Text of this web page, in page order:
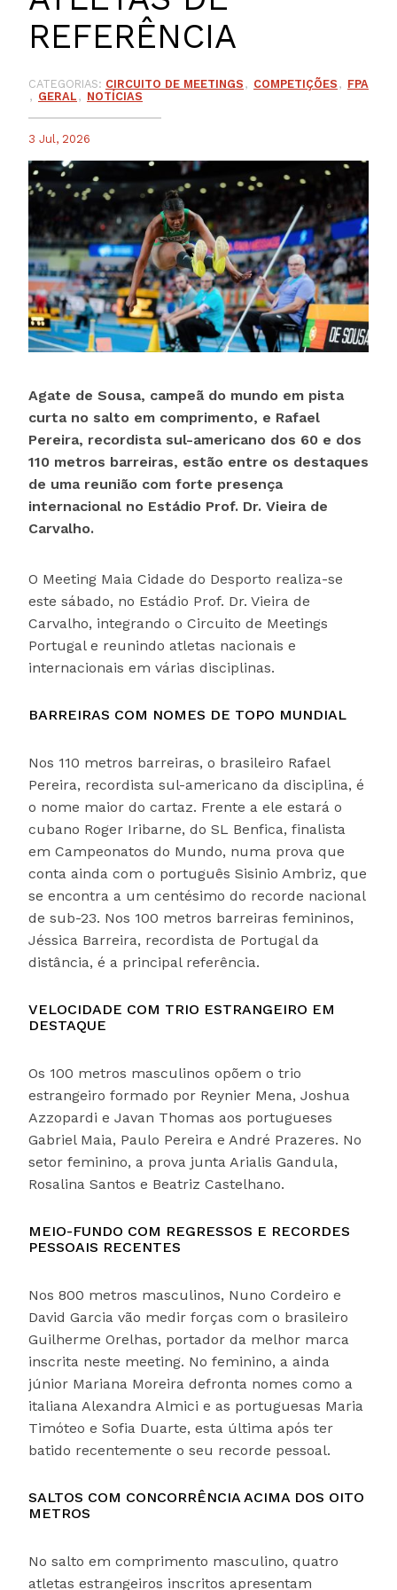
REFERÊNCIA
CATEGORIAS: CIRCUITO DE MEETINGS COMPETIÇÕES
FPA
GERAL
NOTÍCIAS
3 Jul, 2026
Agate de Sousa, campeã do mundo em pista
curta no salto em comprimento, e Rafael
Pereira, recordista sul-americano dos 60 e dos
110 metros barreiras, estão entre os destaques
de uma reunião com forte presença
internacional no Estádio Prof. Dr. Vieira de
Carvalho.
O Meeting Maia Cidade do Desporto realiza-se
este sábado, no Estádio Prof. Dr. Vieira de
Carvalho, integrando o Circuito de Meetings
Portugal e reunindo atletas nacionais e
internacionais em várias disciplinas.
BARREIRAS COM NOMES DE TOPO MUNDIAL
Nos 110 metros barreiras, o brasileiro Rafael
Pereira, recordista sul-americano da disciplina, é
o nome maior do cartaz. Frente a ele estará o
cubano Roger Iribarne, do SL Benfica, finalista
em Campeonatos do Mundo, numa prova que
conta ainda com o português Sisinio Ambriz, que
se encontra a um centésimo do recorde nacional
de sub-23. Nos 100 metros barreiras femininos,
Jéssica Barreira, recordista de Portugal da
distância, é a principal referência.
VELOCIDADE COM TRIO ESTRANGEIRO EM
DESTAQUE
Os 100 metros masculinos opõem o trio
estrangeiro formado por Reynier Mena, Joshua
Azzopardi e Javan Thomas aos portugueses
Gabriel Maia, Paulo Pereira e André Prazeres. No
setor feminino, a prova junta Arialis Gandula,
Rosalina Santos e Beatriz Castelhano.
MEIO-FUNDO COM REGRESSOS E RECORDES
PESSOAIS RECENTES
Nos 800 metros masculinos, Nuno Cordeiro e
David Garcia vão medir forças com o brasileiro
Guilherme Orelhas, portador da melhor marca
inscrita neste meeting. No feminino, a ainda
júnior Mariana Moreira defronta nomes como a
italiana Alexandra Almici e as portuguesas Maria
Timóteo e Sofia Duarte, esta última após ter
batido recentemente o seu recorde pessoal.
SALTOS COM CONCORRÊNCIA ACIMA DOS OITO
METROS
No salto em comprimento masculino, quatro
atletas estrangeiros inscritos apresentam